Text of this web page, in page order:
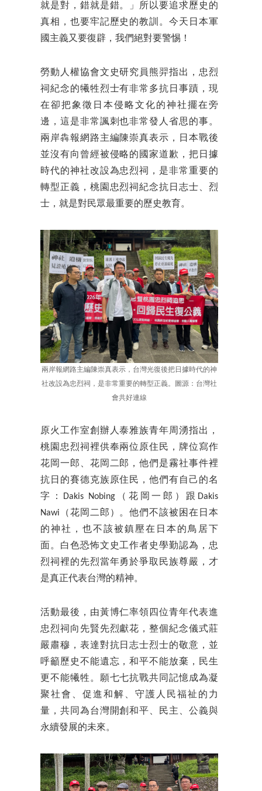
就是對，錯就是錯。」所以要追求歷史的
真相，也要牢記歷史的教訓。今天日本軍
國主義又要復辟，我們絕對要警惕！
勞動人權協會文史研究員熊羿指出，忠烈
祠紀念的犧牲烈士有非常多抗日事蹟，現
在卻把象徵日本侵略文化的神社擺在旁
邊，這是非常諷刺也非常發人省思的事。
兩岸犇報網路主編陳崇真表示，日本戰後
並沒有向曾經被侵略的國家道歉，把日據
時代的神社改設為忠烈祠，是非常重要的
轉型正義，桃園忠烈祠紀念抗日志士、烈
士，就是對民眾最重要的歷史教育。
兩岸報網路主編陳崇真表示，台灣光復後把日據時代的神
社改設為忠烈祠，是非常重要的轉型正義。圖源：台灣社
會共好連線
原火工作室創辦人泰雅族青年周湧指出，
桃園忠烈祠裡供奉兩位原住民，牌位寫作
花岡一郎、花岡二郎，他們是霧社事件裡
抗日的賽德克族原住民，他們有自己的名
字：Dakis Nobing（花岡一郎）跟Dakis
Nawi（花岡二郎）。他們不該被困在日本
的神社，也不該被鎮壓在日本的鳥居下
面。白色恐怖文史工作者史學勤認為，忠
烈祠裡的先烈當年勇於爭取民族尊嚴，才
是真正代表台灣的精神。
活動最後，由黃博仁率領四位青年代表進
忠烈祠向先賢先烈獻花，整個紀念儀式莊
嚴肅穆，表達對抗日志士烈士的敬意，並
呼籲歷史不能遺忘，和平不能放棄，民生
更不能犧牲。願七七抗戰共同記憶成為凝
聚社會、促進和解、守護人民福祉的力
量，共同為台灣開創和平、民主、公義與
永續發展的未來。